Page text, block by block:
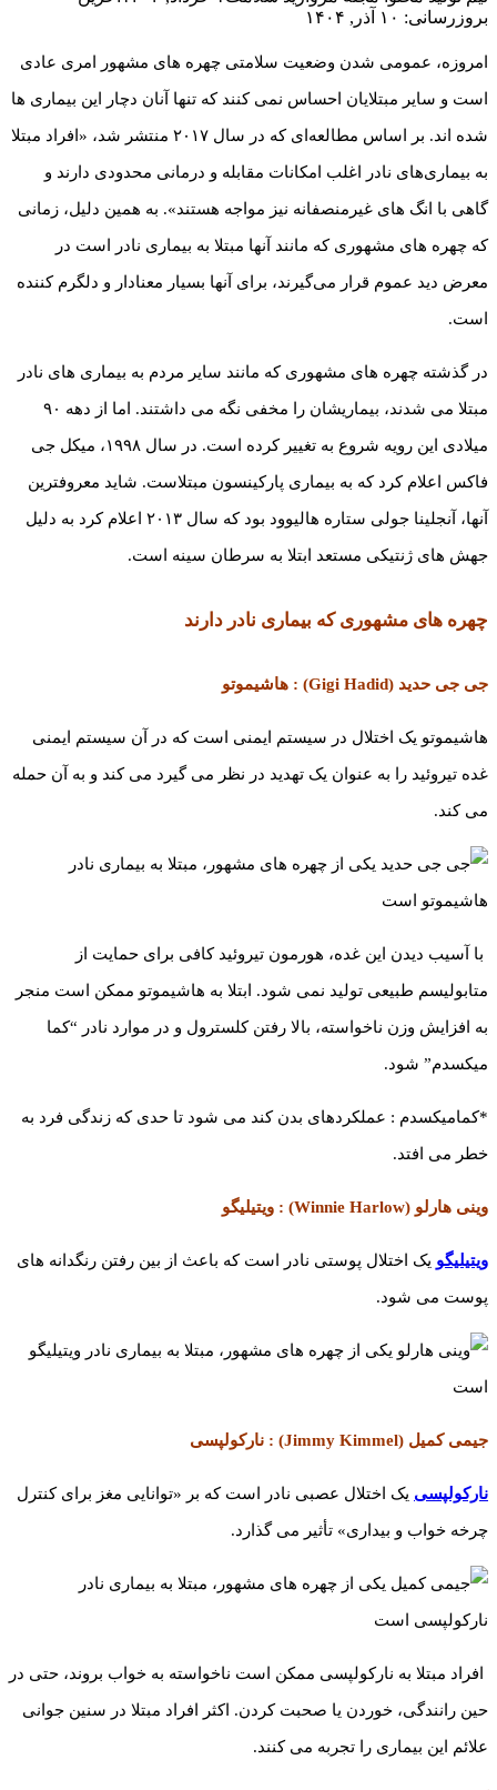
بروزرسانی: ۱۰ آذر, ۱۴۰۴
امروزه، عمومی شدن وضعیت سلامتی چهره های مشهور امری عادی
است و سایر مبتلایان احساس نمی کنند که تنها آنان دچار این بیماری ها
شده اند. بر اساس مطالعه‌ای که در سال ۲۰۱۷ منتشر شد، «افراد مبتلا
به بیماری‌های نادر اغلب امکانات مقابله و درمانی محدودی دارند و
گاهی با انگ های غیرمنصفانه نیز مواجه هستند». به همین دلیل، زمانی
که چهره های مشهوری که مانند آنها مبتلا به بیماری نادر است در
معرض دید عموم قرار می‌گیرند، برای آنها بسیار معنادار و دلگرم کننده
است.
در گذشته چهره های مشهوری که مانند سایر مردم به بیماری های نادر
مبتلا می شدند، بیماریشان را مخفی نگه می داشتند. اما از دهه ۹۰
میلادی این رویه شروع به تغییر کرده است. در سال ۱۹۹۸، میکل جی
فاکس اعلام کرد که به بیماری پارکینسون مبتلاست. شاید معروفترین
آنها، آنجلینا جولی ستاره هالیوود بود که سال ۲۰۱۳ اعلام کرد به دلیل
جهش های ژنتیکی مستعد ابتلا به سرطان سینه است.
چهره های مشهوری که بیماری نادر دارند
جی جی حدید (Gigi Hadid) : هاشیموتو
هاشیموتو یک اختلال در سیستم ایمنی است که در آن سیستم ایمنی
غده تیروئید را به عنوان یک تهدید در نظر می گیرد می کند و به آن حمله
می کند.
با آسیب دیدن این غده، هورمون تیروئید کافی برای حمایت از
متابولیسم طبیعی تولید نمی شود. ابتلا به هاشیموتو ممکن است منجر
به افزایش وزن ناخواسته، بالا رفتن کلسترول و در موارد نادر “کما
میکسدم” شود.
*کمامیکسدم : عملکردهای بدن کند می شود تا حدی که زندگی فرد به
خطر می افتد.
وینی هارلو (Winnie Harlow) : ویتیلیگو
ویتیلیگو یک اختلال پوستی نادر است که باعث از بین رفتن رنگدانه های
پوست می شود.
جیمی کمیل (Jimmy Kimmel) : نارکولپسی
نارکولپسی یک اختلال عصبی نادر است که بر «توانایی مغز برای کنترل
چرخه خواب و بیداری» تأثیر می گذارد.
افراد مبتلا به نارکولپسی ممکن است ناخواسته به خواب بروند، حتی در
حین رانندگی، خوردن یا صحبت کردن. اکثر افراد مبتلا در سنین جوانی
علائم این بیماری را تجربه می کنند.